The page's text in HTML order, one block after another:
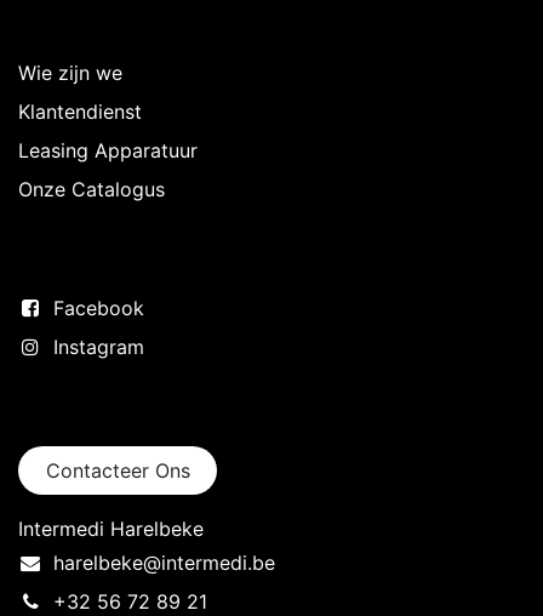
Wie zijn we
Klantendienst
Leasing Apparatuur
Onze Catalogus
Facebook
Instagram
Contacteer Ons
Intermedi Harelbeke
harelbeke@intermedi.be
+32 56 72 89 21